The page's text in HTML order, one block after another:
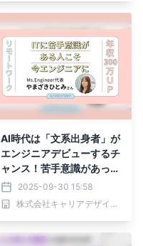
AI時代は「文系出身者」が
エンジニアデビューするチ
ャンス！苦手意識があって
も挑戦しやすくなった理由
とは？ ～Woman typeが
『Ms.Engineer』代表や
を公開～
2025-09-30 15:58
株式会社キャリアデザインセンター